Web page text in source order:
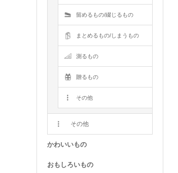
留めるもの/綴じるもの
まとめるもの/しまうもの
測るもの
贈るもの
その他
その他
かわいいもの
おもしろいもの